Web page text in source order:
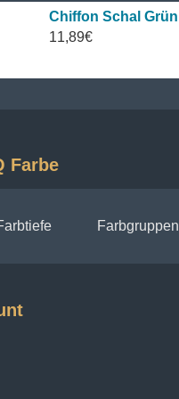
Chiffon Schal Grün
11,89€
Farbe
Farbgruppen